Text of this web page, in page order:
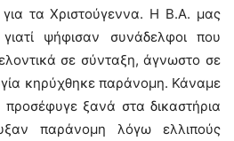
τα Χριστούγεννα. Η Β.Α. μας
ψήφισαν συνάδελφοι που
σε σύνταξη, άγνωστο σε
κηρύχθηκε παράνομη. Κάναμε
ξανά στα δικαστήρια
παράνομη λόγω ελλιπούς